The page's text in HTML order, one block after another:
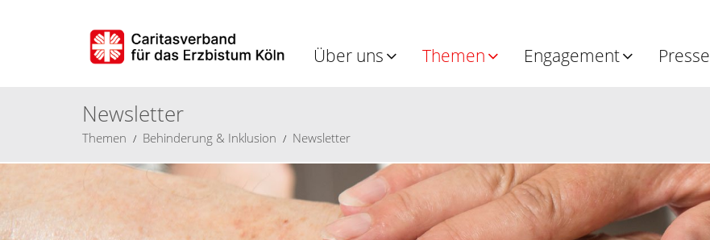
Über uns Themen Engagement Presse
Newsletter
Themen Behinderung & Inklusion Newsletter